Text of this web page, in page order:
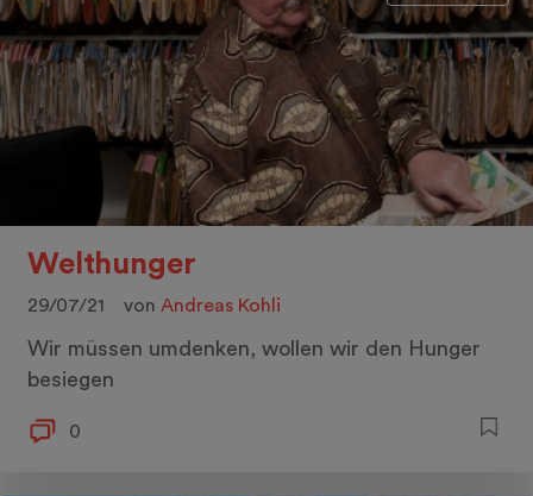
Welthunger
29/07/21 von Andreas Kohli
Wir müssen umdenken, wollen wir den Hunger
besiegen
0